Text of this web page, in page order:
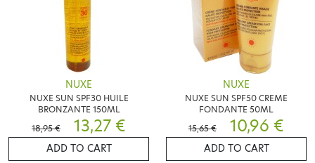
NUXE
NUXE SUN SPF30 HUILE
BRONZANTE 150ML
18,95 €
13,27 €
ADD TO CART
NUXE
NUXE SUN SPF50 CREME
FONDANTE 50ML
15,65 €
10,96 €
ADD TO CART